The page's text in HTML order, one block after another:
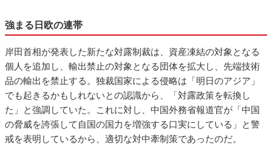
強まる日欧の連帯
岸田首相が発表した新たな対露制裁は、資産凍結の対象となる
個人を追加し、輸出禁止の対象となる団体を拡大し、先端技術
品の輸出を禁止する。独裁国家による侵略は「明日のアジア」
でも起きるかもしれないとの認識から、「対露政策を転換し
た」と強調していた。これに対し、中国外務省報道官が「中国
の脅威を誇張して自国の国力を増強する口実にしている」と警
戒を表明しているから、適切な対中牽制策であったのだ。